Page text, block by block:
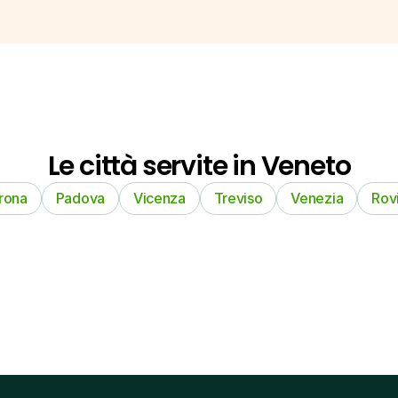
Le città servite in Veneto
Padova Vicenza Treviso Venezia